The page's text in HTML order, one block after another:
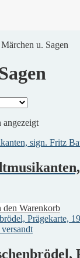
Märchen u. Sagen
angezeigt
den Warenkorb